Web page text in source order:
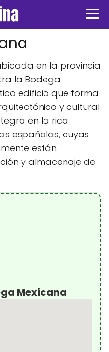
en la provincia
la Bodega
edificio que forma
y cultural
en la rica
españolas, cuyas
están
y almacenaje de
Mexicana